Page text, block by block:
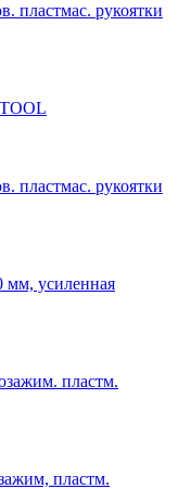
пластмас. рукоятки
пластмас. рукоятки
мм, усиленная
пластм.
пластм.